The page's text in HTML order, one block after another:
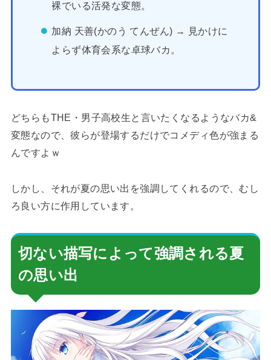
裸でいる活発な変態。
加納 天善(かのう てんぜん) → 見かけに
よらず体育会系な卓球バカ。
どちらもTHE・男子高校生と言いたくなるようなバカ&
変態なので、彼らが登場するだけでコメディ色が強まる
んですよｗ
しかし、それが夏の思い出を強調してくれるので、むし
ろ良い方に作用しています。
切ない描写によって強調される夏
の思い出